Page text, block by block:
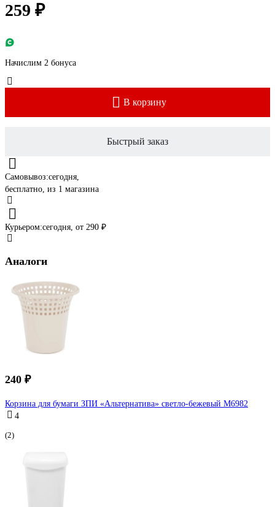
259 ₽
Начислим 2 бонуса
В корзину
Быстрый заказ
Самовывоз:сегодня,
бесплатно, из 1 магазина
Курьером:сегодня, от 290 ₽
Аналоги
240 ₽
Корзина для бумаги ЗПИ «Альтернатива» светло-бежевый М6982
4
(2)